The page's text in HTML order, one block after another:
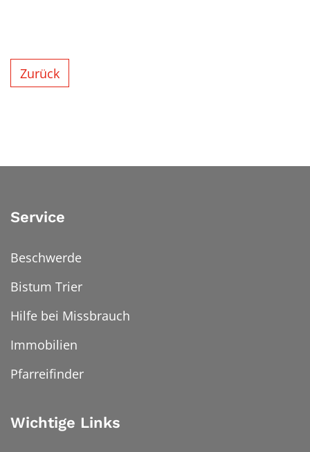
Zurück
Service
Beschwerde
Bistum Trier
Hilfe bei Missbrauch
Immobilien
Pfarreifinder
Wichtige Links